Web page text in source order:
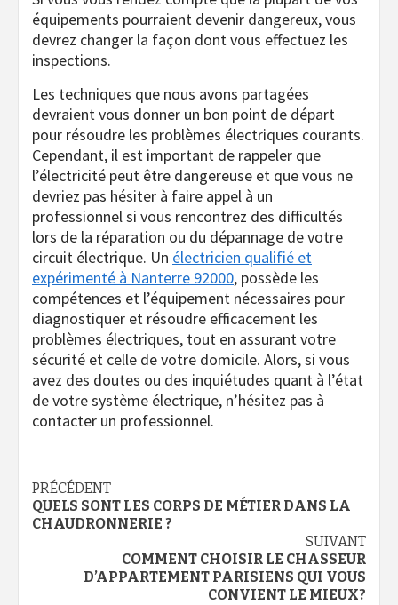
équipements pourraient devenir dangereux, vous
devrez changer la façon dont vous effectuez les
inspections.
Les techniques que nous avons partagées
devraient vous donner un bon point de départ
pour résoudre les problèmes électriques courants.
Cependant, il est important de rappeler que
l’électricité peut être dangereuse et que vous ne
devriez pas hésiter à faire appel à un
professionnel si vous rencontrez des difficultés
lors de la réparation ou du dépannage de votre
circuit électrique. Un électricien qualifié et
expérimenté à Nanterre 92000, possède les
compétences et l’équipement nécessaires pour
diagnostiquer et résoudre efficacement les
problèmes électriques, tout en assurant votre
sécurité et celle de votre domicile. Alors, si vous
avez des doutes ou des inquiétudes quant à l’état
de votre système électrique, n’hésitez pas à
contacter un professionnel.
Navigation
d’article
PRÉCÉDENT
QUELS SONT LES CORPS DE MÉTIER DANS LA
CHAUDRONNERIE ?
SUIVANT
COMMENT CHOISIR LE CHASSEUR
D’APPARTEMENT PARISIENS QUI VOUS
CONVIENT LE MIEUX?